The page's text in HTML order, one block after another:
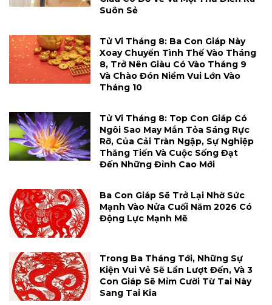
Suôn Sẻ
Tử Vi Tháng 8: Ba Con Giáp Này
Xoay Chuyển Tình Thế Vào Tháng
8, Trở Nên Giàu Có Vào Tháng 9
Và Chào Đón Niềm Vui Lớn Vào
Tháng 10
Tử Vi Tháng 8: Top Con Giáp Có
Ngôi Sao May Mắn Tỏa Sáng Rực
Rỡ, Của Cải Tràn Ngập, Sự Nghiệp
Thăng Tiến Và Cuộc Sống Đạt
Đến Những Đỉnh Cao Mới
Ba Con Giáp Sẽ Trở Lại Nhờ Sức
Mạnh Vào Nửa Cuối Năm 2026 Có
Động Lực Mạnh Mẽ
Trong Ba Tháng Tới, Những Sự
Kiện Vui Vẻ Sẽ Lần Lượt Đến, Và 3
Con Giáp Sẽ Mỉm Cười Từ Tai Này
Sang Tai Kia